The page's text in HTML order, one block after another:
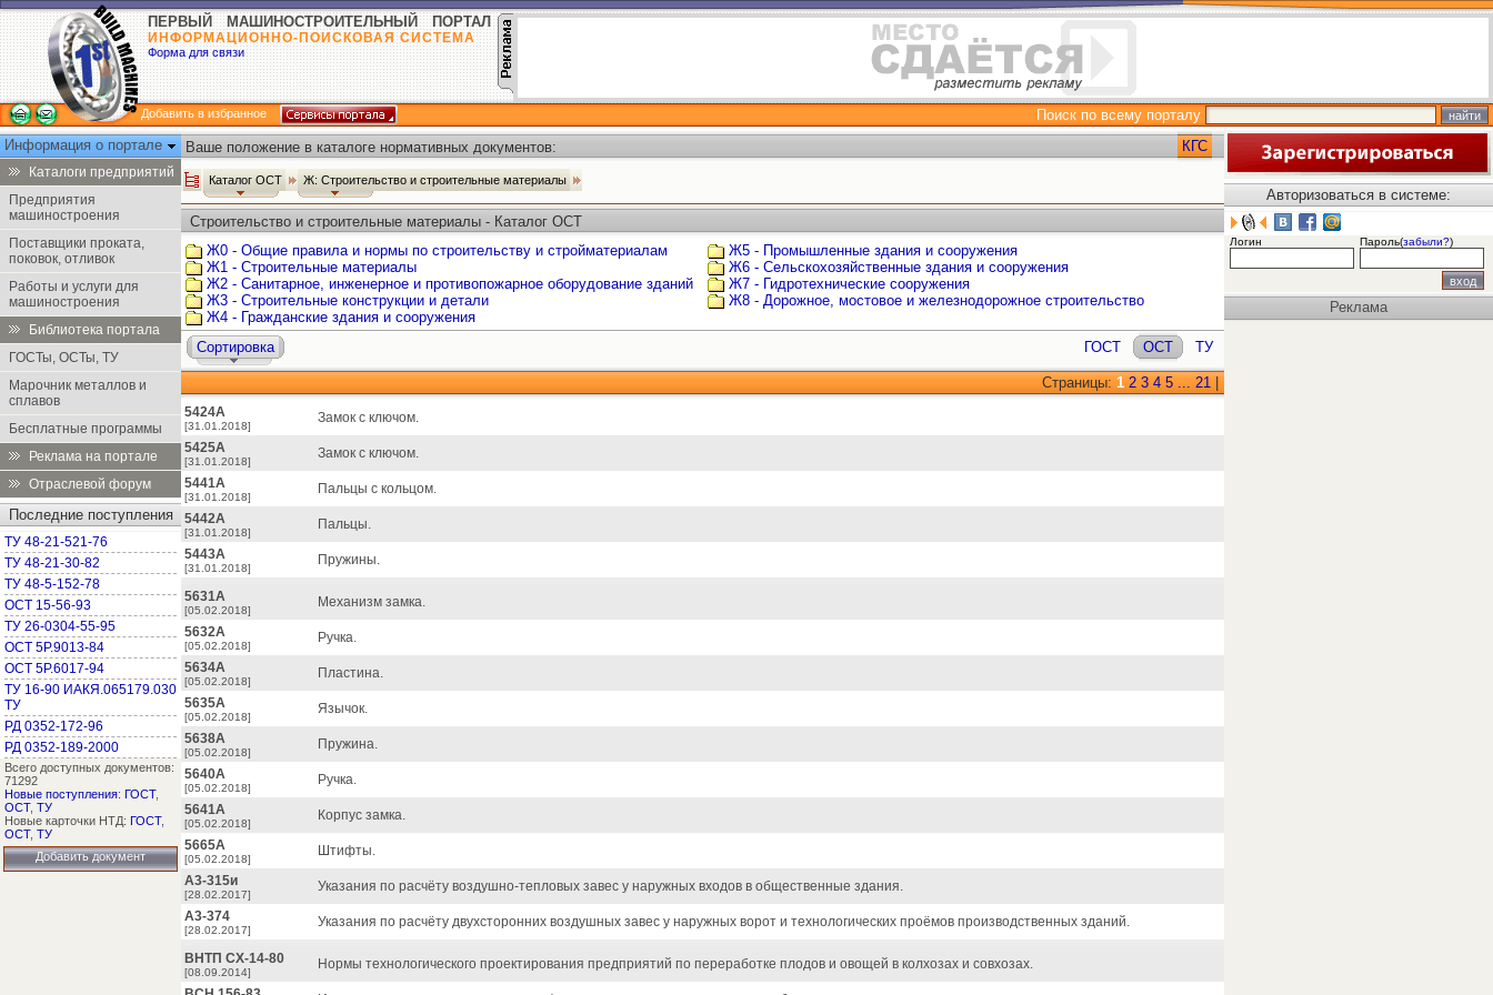
ПЕРВЫЙ МАШИНОСТРОИТЕЛЬНЫЙ ПОРТАЛ
ИНФОРМАЦИОННО-ПОИСКОВАЯ СИСТЕМА
Форма для связи
Добавить в избранное
Поиск по всему порталу
Информация о портале
Каталоги предприятий
Предприятия
машиностроения
Поставщики проката,
поковок, отливок
Работы и услуги для
машиностроения
Библиотека портала
ГОСТы, ОСТы, ТУ
Марочник металлов и
сплавов
Бесплатные программы
Реклама на портале
Отраслевой форум
Последние поступления
ТУ 48-21-521-76
ТУ 48-21-30-82
ТУ 48-5-152-78
ОСТ 15-56-93
ТУ 26-0304-55-95
ОСТ 5Р.9013-84
ОСТ 5Р.6017-94
ТУ 16-90 ИАКЯ.065179.030
ТУ
РД 0352-172-96
РД 0352-189-2000
Всего доступных документов:
71292
Новые поступления: ГОСТ,
ОСТ, ТУ
Новые карточки НТД: ГОСТ,
ОСТ, ТУ
Добавить документ
Ваше положение в каталоге нормативных документов: КГС
Каталог ОСТ Ж: Строительство и строительные материалы
Строительство и строительные материалы - Каталог ОСТ
Ж0 - Общие правила и нормы по строительству и стройматериалам
Ж1 - Строительные материалы
Ж2 - Санитарное, инженерное и противопожарное оборудование зданий
Ж3 - Строительные конструкции и детали
Ж4 - Гражданские здания и сооружения
Ж5 - Промышленные здания и сооружения
Ж6 - Сельскохозяйственные здания и сооружения
Ж7 - Гидротехнические сооружения
Ж8 - Дорожное, мостовое и железнодорожное строительство
Сортировка ГОСТ ОСТ ТУ
Страницы: 1 2 3 4 5 ... 21
5424А
[31.01.2018]
Замок с ключом.
5425А
[31.01.2018]
Замок с ключом.
5441А
[31.01.2018]
Пальцы с кольцом.
5442А
[31.01.2018]
Пальцы.
5443А
[31.01.2018]
Пружины.
5631А
[05.02.2018]
Механизм замка.
5632А
[05.02.2018]
Ручка.
5634А
[05.02.2018]
Пластина.
5635А
[05.02.2018]
Язычок.
5638А
[05.02.2018]
Пружина.
5640А
[05.02.2018]
Ручка.
5641А
[05.02.2018]
Корпус замка.
5665А
[05.02.2018]
Штифты.
A3-315и
[28.02.2017]
Указания по расчёту воздушно-тепловых завес у наружных входов в общественные здания.
A3-374
[28.02.2017]
Указания по расчёту двухсторонних воздушных завес у наружных ворот и технологических проёмов производственных зданий.
ВНТП СХ-14-80
[08.09.2014]
Нормы технологического проектирования предприятий по переработке плодов и овощей в колхозах и совхозах.
Авторизоваться в системе:
Логин Пароль(забыли?)
Реклама